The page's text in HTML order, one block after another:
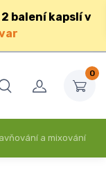
2 balení kapslí v
0
a mixování